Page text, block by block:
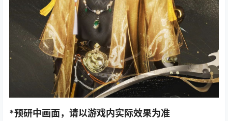
*预研中画面，请以游戏内实际效果为准